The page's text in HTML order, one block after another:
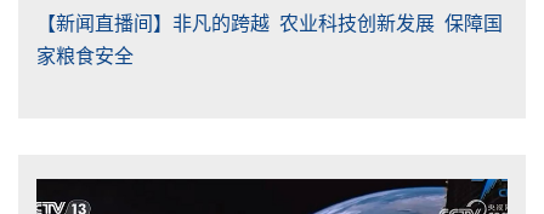
【新闻直播间】非凡的跨越 农业科技创新发展 保障国
家粮食安全